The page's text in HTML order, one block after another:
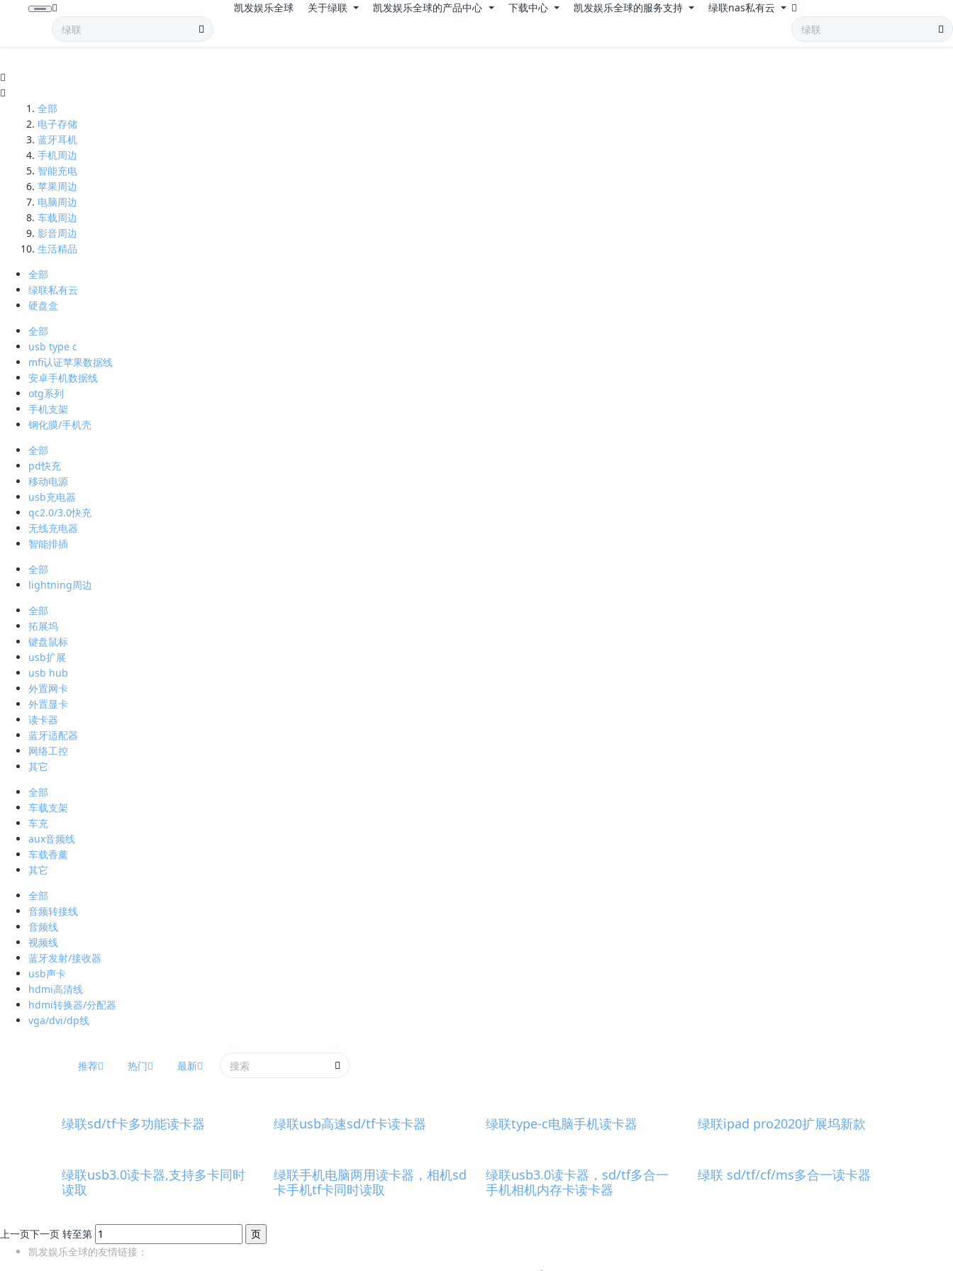
内存卡-凯发娱乐全球
凯发娱乐全球 关于绿联 凯发娱乐全球的产品中心 下载中心 凯发娱乐全球的服务支持 绿联nas私有云
全部
电子存储
蓝牙耳机
手机周边
智能充电
苹果周边
电脑周边
车载周边
影音周边
生活精品
全部
绿联私有云
硬盘盒
全部
usb type c
mfi认证苹果数据线
安卓手机数据线
otg系列
手机支架
钢化膜/手机壳
全部
pd快充
移动电源
usb充电器
qc2.0/3.0快充
无线充电器
智能排插
全部
lightning周边
全部
拓展坞
键盘鼠标
usb扩展
usb hub
外置网卡
外置显卡
读卡器
蓝牙适配器
网络工控
其它
全部
车载支架
车充
aux音频线
车载香薰
其它
全部
音频转接线
音频线
视频线
蓝牙发射/接收器
usb声卡
hdmi高清线
hdmi转换器/分配器
vga/dvi/dp线
推荐 热门 最新
绿联sd/tf卡多功能读卡器 绿联usb高速sd/tf卡读卡器 绿联type-c电脑手机读卡器 绿联ipad pro2020扩展坞新款
绿联usb3.0读卡器,支持多卡同时
读取
绿联手机电脑两用读卡器，相机sd
卡手机tf卡同时读取
绿联usb3.0读卡器，sd/tf多合一
手机相机内存卡读卡器
绿联 sd/tf/cf/ms多合一读卡器
上一页下一页 转至第
凯发娱乐全球的友情链接：